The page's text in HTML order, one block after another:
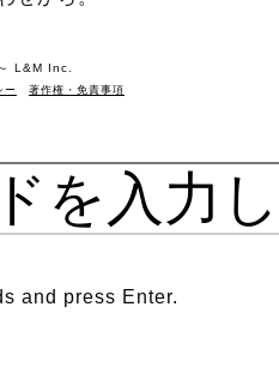
L&M Inc.
ー 著作権・免責事項
and press Enter.